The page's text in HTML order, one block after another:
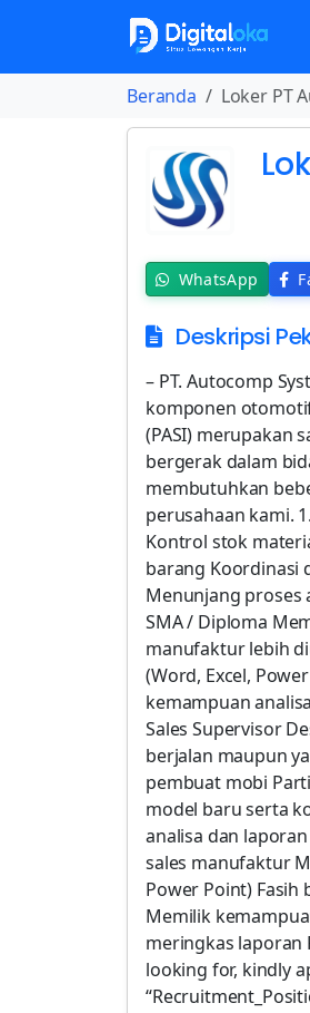
Beranda Loker PT
WhatsApp
Deskripsi
– PT. Autocomp
komponen
(PASI) merupakan
bergerak dalam
membutuhkan
perusahaan kami.
Kontrol stok
barang Koordinasi
Menunjang proses
SMA / Diploma
manufaktur lebih
(Word, Excel,
kemampuan
Sales Supervisor
berjalan maupun
pembuat mobi
model baru serta
analisa dan
sales manufaktur
Power Point) Fasih
Memilik
meringkas laporan
looking for, kindly